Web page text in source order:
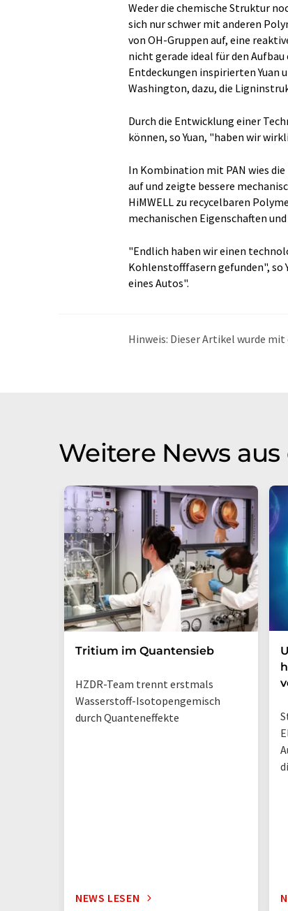
Weder die chemische Struktur
sich nur schwer mit anderen
von OH-Gruppen auf, eine
nicht gerade ideal für den
Entdeckungen inspirierten Yuan
Washington, dazu, die
Durch die Entwicklung einer
können, so Yuan, "haben wir
In Kombination mit PAN wies
auf und zeigte bessere
HiMWELL zu recycelbaren
mechanischen Eigenschaften und
"Endlich haben wir einen
Kohlenstofffasern gefunden", so
eines Autos".
Hinweis: Dieser Artikel wurde
Weitere News
Tritium im Quantensieb
HZDR-Team trennt erstmals
Wasserstoff-Isotopengemisch
durch Quanteneffekte
NEWS LESEN